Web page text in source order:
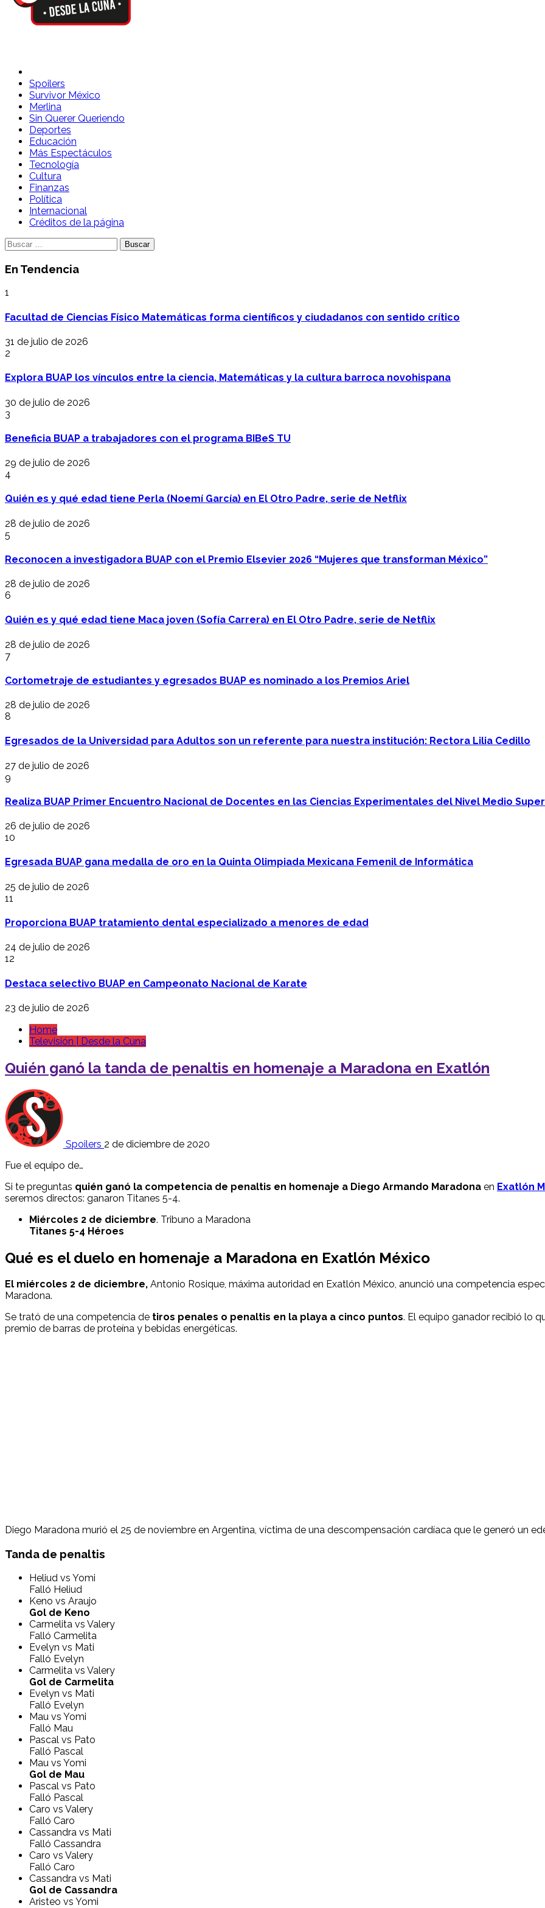
Spoilers Desde la Cuna
Sitio con información sobre series, película, reality shows y telenovelas
Spoilers
Survivor México
Merlina
Sin Querer Queriendo
Deportes
Educación
Más Espectáculos
Tecnología
Cultura
Finanzas
Política
Internacional
Créditos de la página
Buscar:
En Tendencia
1
Facultad de Ciencias Físico Matemáticas forma científicos y ciudadanos con sentido crítico
31 de julio de 2026
2
Explora BUAP los vínculos entre la ciencia, Matemáticas y la cultura barroca novohispana
30 de julio de 2026
3
Beneficia BUAP a trabajadores con el programa BIBeS TU
29 de julio de 2026
4
Quién es y qué edad tiene Perla (Noemí García) en El Otro Padre, serie de Netflix
28 de julio de 2026
5
Reconocen a investigadora BUAP con el Premio Elsevier 2026 “Mujeres que transforman México”
28 de julio de 2026
6
Quién es y qué edad tiene Maca joven (Sofía Carrera) en El Otro Padre, serie de Netflix
28 de julio de 2026
7
Cortometraje de estudiantes y egresados BUAP es nominado a los Premios Ariel
28 de julio de 2026
8
Egresados de la Universidad para Adultos son un referente para nuestra institución: Rectora Lilia Cedillo
27 de julio de 2026
9
Realiza BUAP Primer Encuentro Nacional de Docentes en las Ciencias Experimentales del Nivel Medio
26 de julio de 2026
10
Egresada BUAP gana medalla de oro en la Quinta Olimpiada Mexicana Femenil de Informática
25 de julio de 2026
11
Proporciona BUAP tratamiento dental especializado a menores de edad
24 de julio de 2026
12
Destaca selectivo BUAP en Campeonato Nacional de Karate
23 de julio de 2026
Home
Televisión | Desde la Cuna
Quién ganó la tanda de penaltis en homenaje a Maradona en Exatlón
Spoilers 2 de diciembre de 2020
Fue el equipo de…
Si te preguntas quién ganó la competencia de penaltis en homenaje a Diego Armando Maradona en Exatlón
seremos directos: ganaron Titanes 5-4.
Miércoles 2 de diciembre. Tribuno a Maradona
Titanes 5-4 Héroes
Qué es el duelo en homenaje a Maradona en Exatlón México
El miércoles 2 de diciembre, Antonio Rosique, máxima autoridad en Exatlón México, anunció una competencia
Maradona.
Se trató de una competencia de tiros penales o penaltis en la playa a cinco puntos. El equipo ganador recibió lo
premio de barras de proteína y bebidas energéticas.
Diego Maradona murió el 25 de noviembre en Argentina, víctima de una descompensación cardíaca que le generó un
Tanda de penaltis
Heliud vs Yomi
Falló Heliud
Keno vs Araujo
Gol de Keno
Carmelita vs Valery
Falló Carmelita
Evelyn vs Mati
Falló Evelyn
Carmelita vs Valery
Gol de Carmelita
Evelyn vs Mati
Falló Evelyn
Mau vs Yomi
Falló Mau
Pascal vs Pato
Falló Pascal
Mau vs Yomi
Gol de Mau
Pascal vs Pato
Falló Pascal
Caro vs Valery
Falló Caro
Cassandra vs Mati
Falló Cassandra
Caro vs Valery
Falló Caro
Cassandra vs Mati
Gol de Cassandra
Aristeo vs Yomi